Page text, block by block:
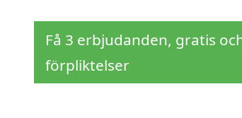
Få 3 erbjudanden, gratis
förpliktelser